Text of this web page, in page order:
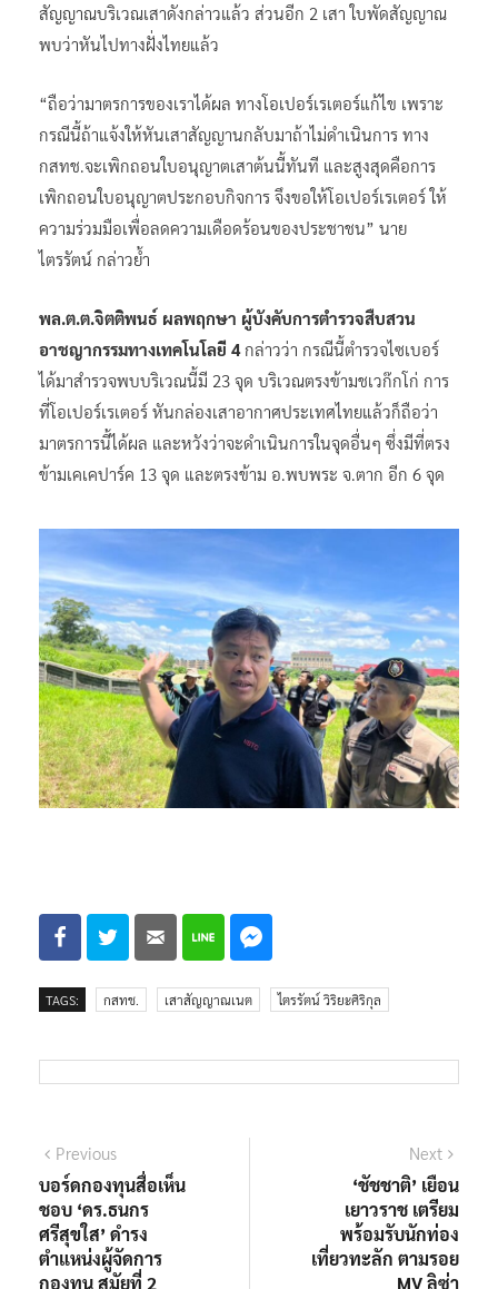
สัญญาณบริเวณเสาดังกล่าวแล้ว ส่วนอีก 2 เสา ใบพัดสัญญาณ
พบว่าหันไปทางฝั่งไทยแล้ว
“ถือว่ามาตรการของเราได้ผล ทางโอเปอร์เรเตอร์แก้ไข เพราะ
กรณีนี้ถ้าแจ้งให้หันเสาสัญญานกลับมาถ้าไม่ดำเนินการ ทาง
กสทช.จะเพิกถอนใบอนุญาตเสาต้นนี้ทันที และสูงสุดคือการ
เพิกถอนใบอนุญาตประกอบกิจการ จึงขอให้โอเปอร์เรเตอร์ ให้
ความร่วมมือเพื่อลดความเดือดร้อนของประชาชน” นาย
ไตรรัตน์ กล่าวย้ำ
พล.ต.ต.จิตติพนธ์ ผลพฤกษา ผู้บังคับการตำรวจสืบสวน
อาชญากรรมทางเทคโนโลยี 4กล่าวว่า กรณีนี้ตำรวจไซเบอร์
ได้มาสำรวจพบบริเวณนี้มี 23 จุด บริเวณตรงข้ามชเวก๊กโก่ การ
ที่โอเปอร์เรเตอร์ หันกล่องเสาอากาศประเทศไทยแล้วก็ถือว่า
มาตรการนี้ได้ผล และหวังว่าจะดำเนินการในจุดอื่นๆ ซึ่งมีที่ตรง
ข้ามเคเคปาร์ค 13 จุด และตรงข้าม อ.พบพระ จ.ตาก อีก 6 จุด
TAGS: กสทช. เสาสัญญาณเนต ไตรรัตน์ วิริยะศิริกุล
แนะแนว
เรื่อง
PreviousPrevious
post:
บอร์ดกองทุนสื่อเห็น
ชอบ ‘ดร.ธนกร
ศรีสุขใส’ ดำรง
ตำแหน่งผู้จัดการ
กองทุน สมัยที่ 2
Next
post:
‘ชัชชาติ’ เยือน
เยาวราช เตรียม
พร้อมรับนักท่อง
เที่ยวทะลัก ตามรอย
MV ลิซ่า